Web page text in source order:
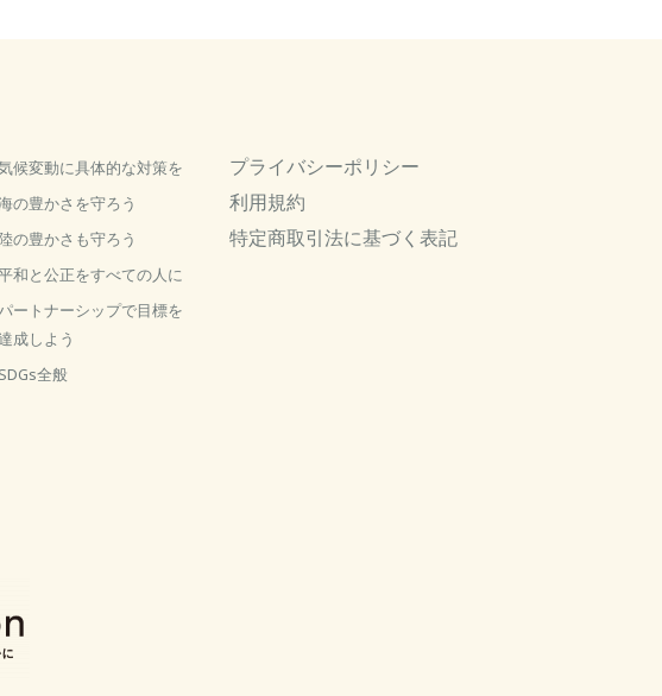
候変動に具体的な対策を
の豊かさを守ろう
の豊かさも守ろう
和と公正をすべての人に
ートナーシップで目標を
成しよう
SDGs全般
プライバシーポリシー
利用規約
特定商取引法に基づく表記